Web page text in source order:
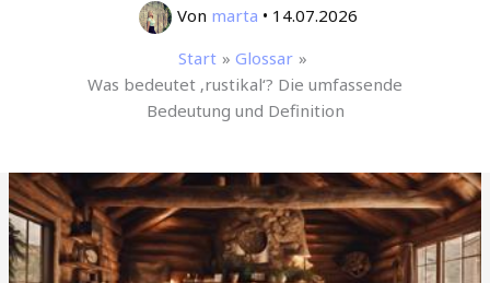
Von marta • 14.07.2026
Start
Glossar
Was bedeutet ‚rustikal‘? Die umfassende
Bedeutung und Definition